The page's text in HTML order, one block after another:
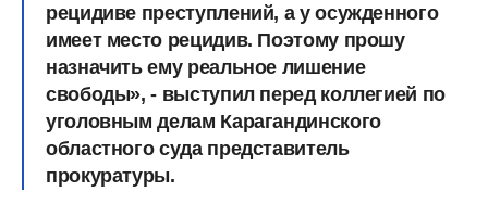
рецидиве преступлений, а у осужденного
имеет место рецидив. Поэтому прошу
назначить ему реальное лишение
свободы», - выступил перед коллегией по
уголовным делам Карагандинского
областного суда представитель
прокуратуры.